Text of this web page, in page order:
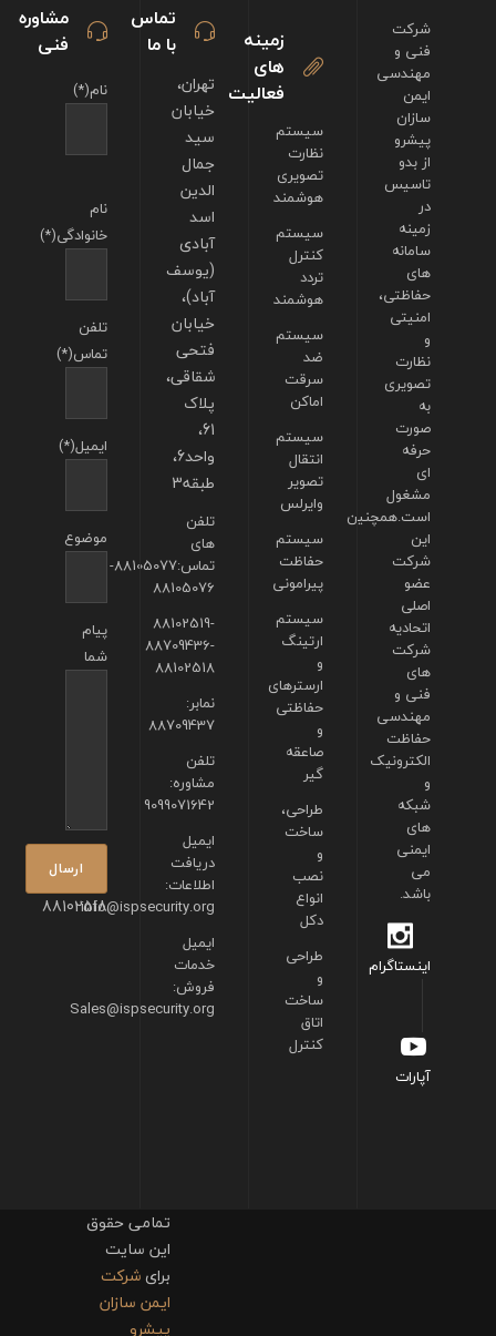
مشاوره
فنی
نام(*)
نام
خانوادگی(*)
تلفن
تماس(*)
ایمیل(*)
موضوع
پیام
شما
88102518
تماس
با ما
تهران،
خیابان
سید
جمال
الدین
اسد
آبادی
(یوسف
آباد)،
خیابان
فتحی
شقاقی،
پلاک
61،
واحد6،
طبقه3
تلفن
های
تماس:88105077-
88105076
88102519-
88709436-
88102518
نمابر:
88709437
تلفن
مشاوره:
9099071642
ایمیل
دریافت
اطلاعات:
info@ispsecurity.org
ایمیل
خدمات
فروش:
Sales@ispsecurity.org
زمینه
های
فعالیت
سیستم
نظارت
تصویری
هوشمند
سیستم
کنترل
تردد
هوشمند
سیستم
ضد
سرقت
اماکن
سیستم
انتقال
تصویر
وایرلس
سیستم
حفاظت
پیرامونی
سیستم
ارتینگ
و
ارسترهای
حفاظتی
و
صاعقه
گیر
طراحی،
ساخت
و
نصب
انواع
دکل
طراحی
و
ساخت
اتاق
کنترل
شرکت
فنی و
مهندسی
ایمن
سازان
پیشرو
از بدو
تاسیس
در
زمینه
سامانه
های
حفاظتی،
امنیتی
و
نظارت
تصویری
به
صورت
حرفه
ای
مشغول
است.همچنین
این
شرکت
عضو
اصلی
اتحادیه
شرکت
های
فنی و
مهندسی
حفاظت
الکترونیک
و
شبکه
های
ایمنی
می
باشد.
اینستاگرام
آپارات
تمامی حقوق
این سایت
برایشرکت
ایمن سازان
پیشرو